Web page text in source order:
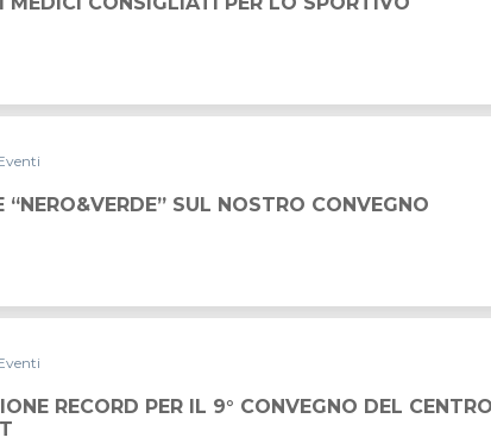
CONVEGNO
“NERO&VERDE” SUL NOSTRO CONVEGNO
CONVEGNO DEL CENTRO RICERCHE MAPEI
RECORD PER IL 9° CONVEGNO DEL